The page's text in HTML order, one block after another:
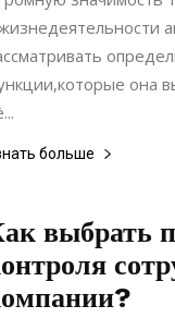
она
больше
выбрать
03.08.2020